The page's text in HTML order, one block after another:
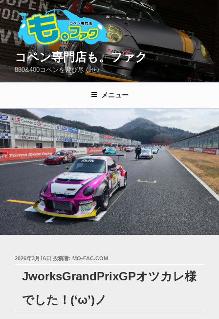
コ
ン
テ
ン
へ
ス
プ
コペン専門店も。ファク
880&400コペンを遊び尽くせ♪
メニュー
投
2026年3月16日 投稿者: MO-FAC.COM
JworksGrandPrixGPオツカレ様
でした！(‘ω’)ノ